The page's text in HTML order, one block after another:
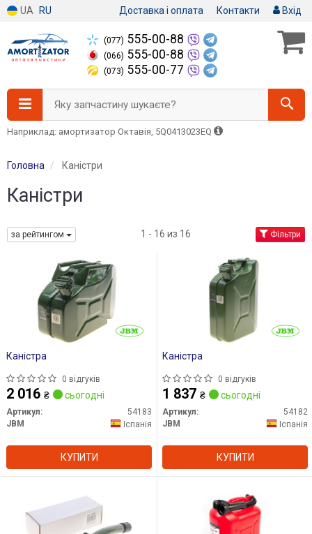
UA RU Доставка і оплата Контакти Вхід
(077) 555-00-88
(066) 555-00-88
(073) 555-00-77
Яку запчастину шукаєте?
Наприклад: амортизатор Октавія, 5Q0413023EQ
Головна Каністри
Каністри
за рейтингом 1 - 16 из 16 Фільтри
Каністра
0 відгуків
2 016 ₴ сьогодні
Артикул:
54183
JBM
Іспанія
КУПИТИ
Каністра
0 відгуків
1 837 ₴ сьогодні
Артикул:
54182
JBM
Іспанія
КУПИТИ